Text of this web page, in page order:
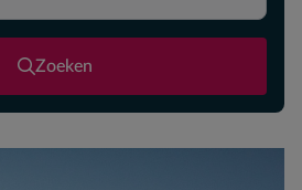
Zoeken